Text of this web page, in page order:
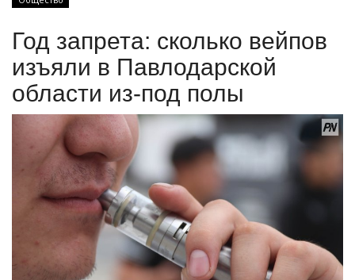
ПАВЛОДАРСКАЯ ОБЛАСТЬ
КАЗАХСТАН
МИР
СПЕЦПРОЕКТЫ
Чек-лист
Год запрета: сколько вейпов
изъяли в Павлодарской
области из-под полы